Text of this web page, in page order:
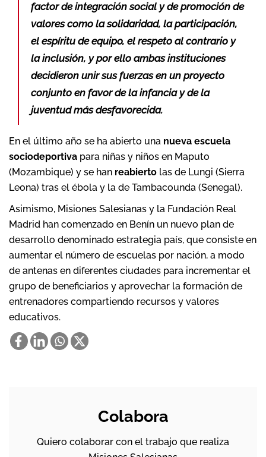
factor de integración social y de promoción de
valores como la solidaridad, la participación,
el espíritu de equipo, el respeto al contrario y
la inclusión, y por ello ambas instituciones
decidieron unir sus fuerzas en un proyecto
conjunto en favor de la infancia y de la
juventud más desfavorecida.
En el último año se ha abierto una nueva escuela
sociodeportiva para niñas y niños en Maputo
(Mozambique) y se han reabierto las de Lungi (Sierra
Leona) tras el ébola y la de Tambacounda (Senegal).
Asimismo, Misiones Salesianas y la Fundación Real
Madrid han comenzado en Benín un nuevo plan de
desarrollo denominado estrategia país, que consiste en
aumentar el número de escuelas por nación, a modo
de antenas en diferentes ciudades para incrementar el
grupo de beneficiarios y aprovechar la formación de
entrenadores compartiendo recursos y valores
educativos.
Colabora
Quiero colaborar con el trabajo que realiza